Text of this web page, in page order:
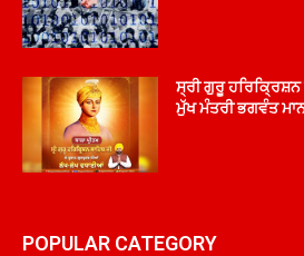
ਸ੍ਰੀ ਗੁਰੂ ਹਰਿਕ੍ਰਿਸ਼ਨ
ਮੁੱਖ ਮੰਤਰੀ ਭਗਵੰਤ
POPULAR CATEGORY